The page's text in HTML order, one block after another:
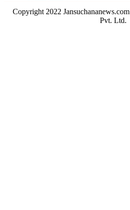
Copyright 2022 Jansuchananews.com
Pvt. Ltd.